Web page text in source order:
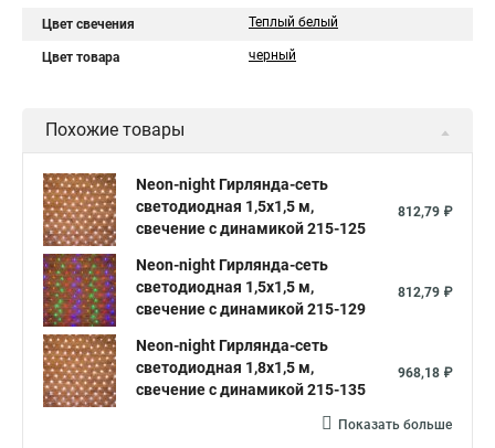
Цвет свечения Теплый белый
Цвет товара черный
Похожие товары
Neon-night Гирлянда-сеть
светодиодная 1,5х1,5 м,
свечение с динамикой 215-125
812,79 ₽
Neon-night Гирлянда-сеть
светодиодная 1,5х1,5 м,
свечение с динамикой 215-129
812,79 ₽
Neon-night Гирлянда-сеть
светодиодная 1,8х1,5 м,
свечение с динамикой 215-135
968,18 ₽
Показать больше